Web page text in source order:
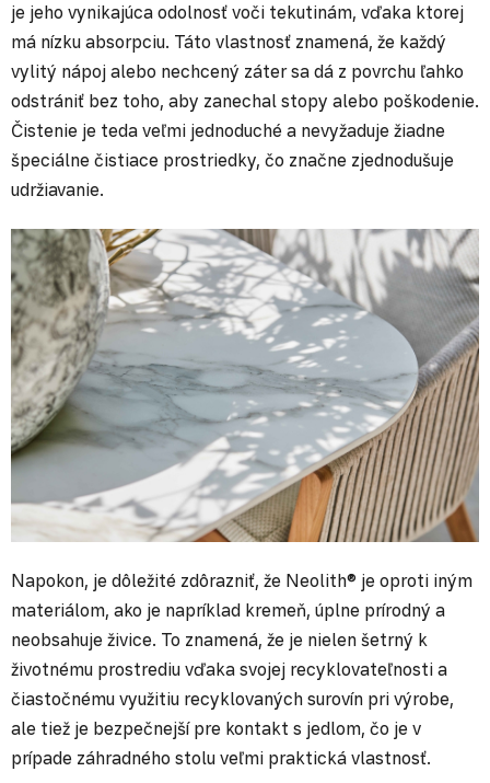
je jeho vynikajúca odolnosť voči tekutinám, vďaka ktorej
má nízku absorpciu. Táto vlastnosť znamená, že každý
vylitý nápoj alebo nechcený záter sa dá z povrchu ľahko
odstrániť bez toho, aby zanechal stopy alebo poškodenie.
Čistenie je teda veľmi jednoduché a nevyžaduje žiadne
špeciálne čistiace prostriedky, čo značne zjednodušuje
udržiavanie.
Napokon, je dôležité zdôrazniť, že Neolith® je oproti iným
materiálom, ako je napríklad kremeň, úplne prírodný a
neobsahuje živice. To znamená, že je nielen šetrný k
životnému prostrediu vďaka svojej recyklovateľnosti a
čiastočnému využitiu recyklovaných surovín pri výrobe,
ale tiež je bezpečnejší pre kontakt s jedlom, čo je v
prípade záhradného stolu veľmi praktická vlastnosť.